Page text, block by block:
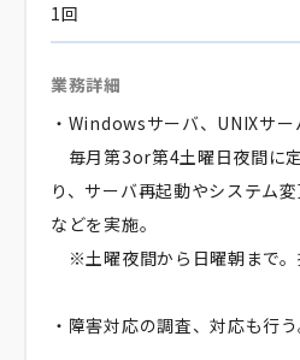
1回
業務詳細
・Windowsサーバ、UNIXサー
毎月第3or第4土曜日夜間に
り、サーバ再起動やシステム
などを実施。
※土曜夜間から日曜朝まで。
・障害対応の調査、対応も行